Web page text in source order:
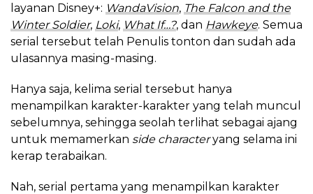
layanan Disney+: WandaVision, The Falcon and the
Winter Soldier, Loki, What If…?, dan Hawkeye. Semua
serial tersebut telah Penulis tonton dan sudah ada
ulasannya masing-masing.
Hanya saja, kelima serial tersebut hanya
menampilkan karakter-karakter yang telah muncul
sebelumnya, sehingga seolah terlihat sebagai ajang
untuk memamerkan side characteryang selama ini
kerap terabaikan.
Nah, serial pertama yang menampilkan karakter